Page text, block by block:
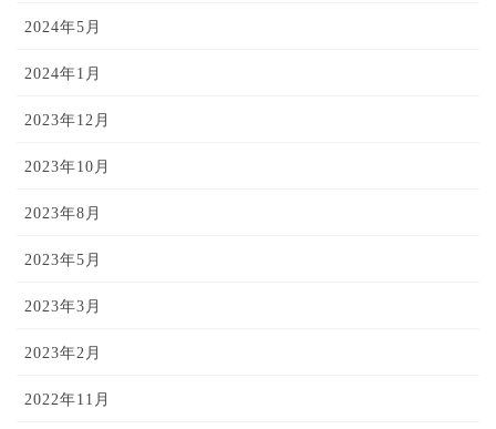
2024年5月
2024年1月
2023年12月
2023年10月
2023年8月
2023年5月
2023年3月
2023年2月
2022年11月